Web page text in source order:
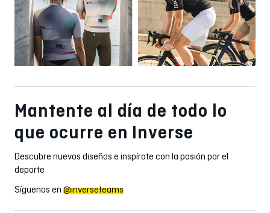
Mantente al día de todo lo
que ocurre en Inverse
Descubre nuevos diseños e inspírate con la pasión por el
deporte
Síguenos en @inverseteams